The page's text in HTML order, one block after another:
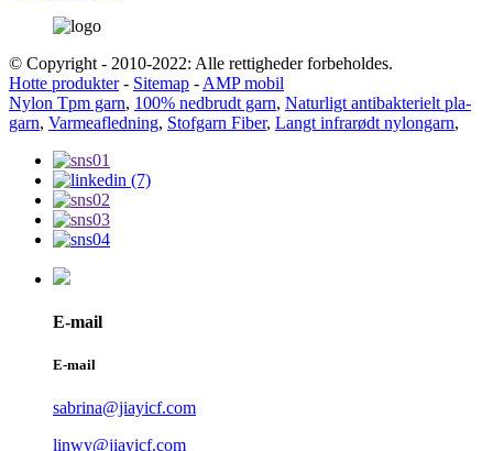
© Copyright - 2010-2022: Alle rettigheder forbeholdes.
Hotte produkter- Sitemap - AMP mobil
Nylon Tpm garn, 100% nedbrudt garn, Naturligt antibakterielt pla-
garn, Varmeafledning, Stofgarn Fiber, Langt infrarødt nylongarn,
E-mail
E-mail
sabrina@jiayicf.com
linwy@jiayicf.com